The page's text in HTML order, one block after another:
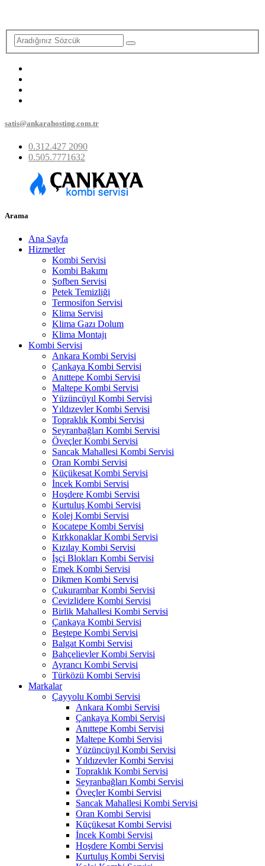
satis@ankarahosting.com.tr
0.312.427 2090
0.505.7771632
Arama
Ana Sayfa
Hizmetler
Kombi Servisi
Kombi Bakımı
Şofben Servisi
Petek Temizliği
Termosifon Servisi
Klima Servisi
Klima Gazı Dolum
Klima Montajı
Kombi Servisi
Ankara Kombi Servisi
Çankaya Kombi Servisi
Anıttepe Kombi Servisi
Maltepe Kombi Servisi
Yüzüncüyıl Kombi Servisi
Yıldızevler Kombi Servisi
Topraklık Kombi Servisi
Seyranbağları Kombi Servisi
Öveçler Kombi Servisi
Sancak Mahallesi Kombi Servisi
Oran Kombi Servisi
Küçükesat Kombi Servisi
İncek Kombi Servisi
Hoşdere Kombi Servisi
Kurtuluş Kombi Servisi
Kolej Kombi Servisi
Kocatepe Kombi Servisi
Kırkkonaklar Kombi Servisi
Kızılay Kombi Servisi
İşçi Blokları Kombi Servisi
Emek Kombi Servisi
Dikmen Kombi Servisi
Çukurambar Kombi Servisi
Cevizlidere Kombi Servisi
Birlik Mahallesi Kombi Servisi
Çankaya Kombi Servisi
Beştepe Kombi Servisi
Balgat Kombi Servisi
Bahçelievler Kombi Servisi
Ayrancı Kombi Servisi
Türközü Kombi Servisi
Markalar
Çayyolu Kombi Servisi
Ankara Kombi Servisi
Çankaya Kombi Servisi
Anıttepe Kombi Servisi
Maltepe Kombi Servisi
Yüzüncüyıl Kombi Servisi
Yıldızevler Kombi Servisi
Topraklık Kombi Servisi
Seyranbağları Kombi Servisi
Öveçler Kombi Servisi
Sancak Mahallesi Kombi Servisi
Oran Kombi Servisi
Küçükesat Kombi Servisi
İncek Kombi Servisi
Hoşdere Kombi Servisi
Kurtuluş Kombi Servisi